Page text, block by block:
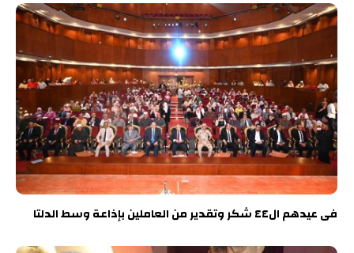
فى عيدهم ال٤٤ شكر وتقدير من العاملين بإذاعة وسط الدلتا